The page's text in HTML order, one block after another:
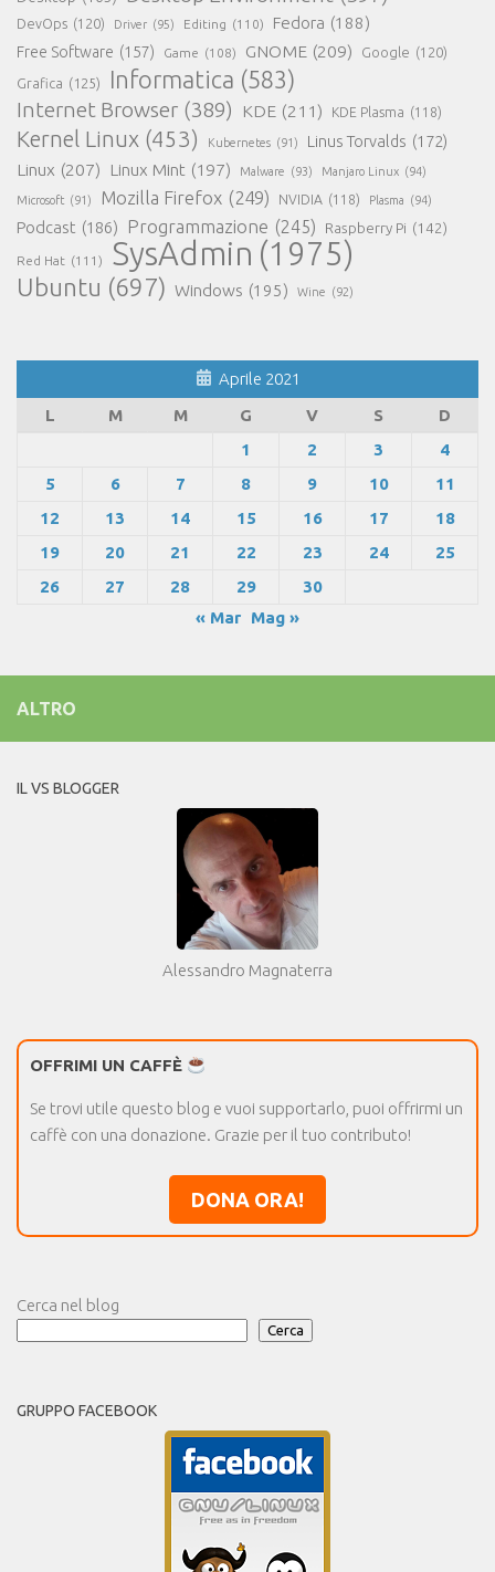
DevOps (120) Driver (95) Editing (110) Fedora (188)
Free Software (157) Game (108) GNOME (209) Google (120)
Grafica (125) Informatica (583)
Internet Browser (389) KDE (211) KDE Plasma (118)
Kernel Linux (453) Kubernetes (91) Linus Torvalds (172)
Linux (207) Linux Mint (197) Malware (93) Manjaro Linux (94)
Microsoft (91) Mozilla Firefox (249) NVIDIA (118) Plasma (94)
Podcast (186) Programmazione (245) Raspberry Pi (142)
Red Hat (111) SysAdmin (1975)
Ubuntu (697) Windows (195) Wine (92)
Aprile 2021
L
M M G V S
D
1
2 3
4
5
6 7 8 9 10
11
12
13 14 15 16 17
18
19
20 21 22 23 24
25
26
27 28 29
30
« Mar Mag »
ALTRO
IL VS BLOGGER
Alessandro Magnaterra
OFFRIMI UN CAFFÈ
Se trovi utile questo blog e vuoi supportarlo, puoi offrirmi un
caffè con una donazione. Grazie per il tuo contributo!
DONA ORA!
Cerca nel blog
Cerca
GRUPPO FACEBOOK